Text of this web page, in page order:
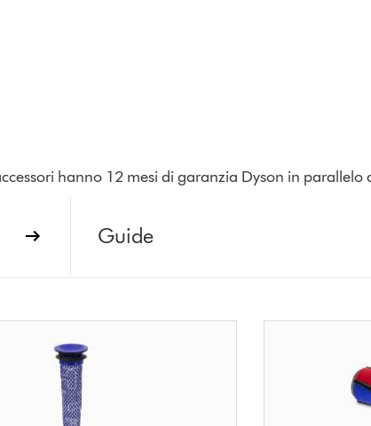
hanno 12 mesi di garanzia Dyson in
Guide